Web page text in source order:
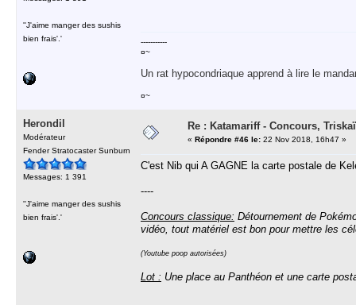
''J'aime manger des sushis
bien frais'.'
-----------
¤~
Un rat hypocondriaque apprend à lire le
¤~
Herondil
Modérateur
Fender Stratocaster Sunburn
Messages: 1 391
''J'aime manger des sushis
bien frais'.'
Re : Katamariff - Concours,
« Répondre #46 le: 22 Nov 2018, 16h47 »
C'est Nib qui A GAGNE la carte postale de
----
Concours classique: Détournement de
vidéo, tout matériel est bon pour mettre les
(Youtube poop autorisées)
Lot : Une place au Panthéon et une carte